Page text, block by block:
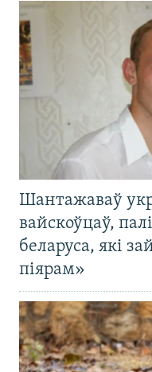
Шантажаваў
вайскоўцаў,
беларуса, які
піярам»